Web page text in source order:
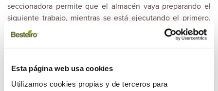
Esta página web usa cookies
Utilizamos cookies propias y de terceros para
seccionadora permite que el almacén vaya preparando el
siguiente trabajo, mientras se está ejecutando el primero.
Es un proceso continuo, integrado e incesante.